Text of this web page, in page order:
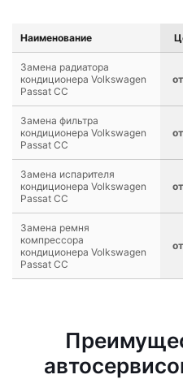
Наименование
Замена радиатора
кондиционера Volkswagen
Passat CC
Замена фильтра
кондиционера Volkswagen
Passat CC
Замена испарителя
кондиционера Volkswagen
Passat CC
Замена ремня
компрессора
кондиционера Volkswagen
Passat CC